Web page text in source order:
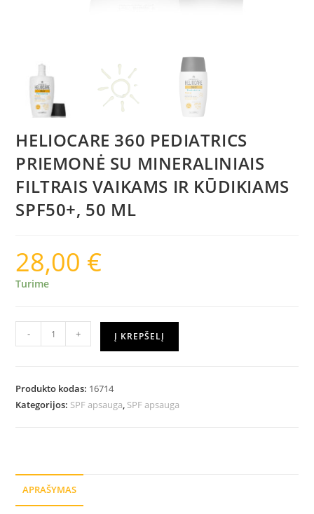
HELIOCARE 360 PEDIATRICS
PRIEMONĖ SU MINERALINIAIS
FILTRAIS VAIKAMS IR KŪDIKIAMS
SPF50+, 50 ML
28,00 €
Turime
- + Į KREPŠELĮ
Produkto kodas: 16714
Kategorijos: SPF apsauga, SPF apsauga
APRAŠYMAS